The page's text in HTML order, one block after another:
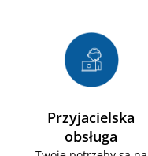
Przyjacielska
obsługa